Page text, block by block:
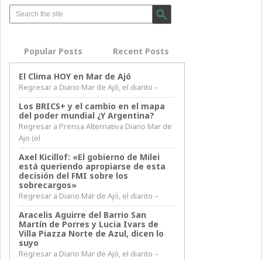
Popular Posts Recent Posts
El Clima HOY en Mar de Ajó
Regresar a Diario Mar de Ajó, el diarito –
Los BRICS+ y el cambio en el mapa
del poder mundial ¿Y Argentina?
Regresar a Prensa Alternativa Diario Mar de
Ajo (el
Axel Kicillof: «El gobierno de Milei
está queriendo apropiarse de esta
decisión del FMI sobre los
sobrecargos»
Regresar a Diario Mar de Ajó, el diarito –
Aracelis Aguirre del Barrio San
Martín de Porres y Lucia Ivars de
Villa Piazza Norte de Azul, dicen lo
suyo
Regresar a Diario Mar de Ajó, el diarito –